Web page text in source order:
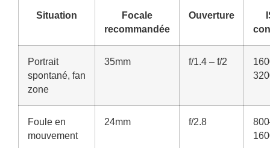
Situation
Focale
recommandée
Ouverture
Portrait
spontané, fan
zone
35mm f/1.4 – f/2
Foule en
mouvement
24mm f/2.8